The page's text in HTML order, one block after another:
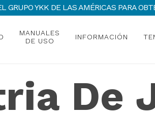
MANUALES
DE USO
INFORMACIÓN
GRUPO YKK DE LAS AMÉRICAS PARA
De